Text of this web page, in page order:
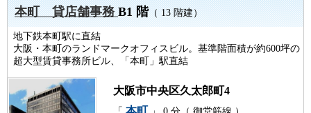
本町 貸店舗事務B1 階（ 13 階建）
地下鉄本町駅に直結
大阪・本町のランドマークオフィスビル。基準階面積が約600坪の
超大型賃貸事務所ビル、「本町」駅直結
大阪市中央区久太郎町4
本町